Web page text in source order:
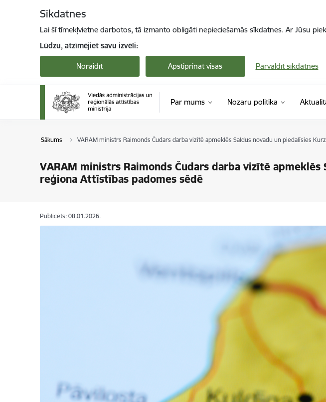
Sīkdatnes
Lai šī tīmekļvietne darbotos, tā izmanto obligāti nepieciešamās sīkdatnes. Ar Jūsu
Lūdzu, atzīmējiet savu izvēli:
Noraidīt Apstiprināt visas Pārvaldīt sīkdatnes
Par mums Nozaru politika
Sākums VARAM ministrs Raimonds Čudars darba vizītē apmeklēs Saldus novadu un piedalīsies
VARAM ministrs Raimonds Čudars darba vizītē
reģiona Attīstības padomes sēdē
Publicēts: 08.01.2026.